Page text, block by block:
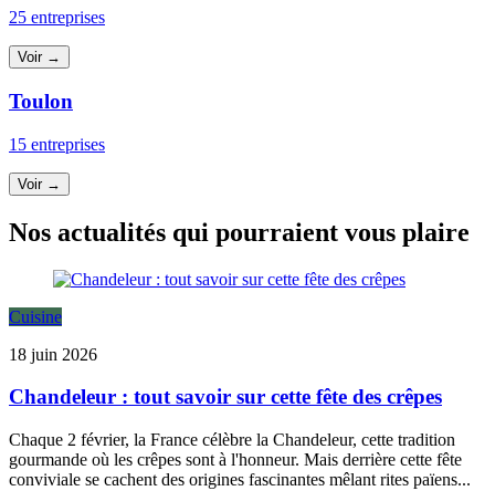
25 entreprises
Voir →
Toulon
15 entreprises
Voir →
Nos actualités qui pourraient vous plaire
Cuisine
18 juin 2026
Chandeleur : tout savoir sur cette fête des crêpes
Chaque 2 février, la France célèbre la Chandeleur, cette tradition
gourmande où les crêpes sont à l'honneur. Mais derrière cette fête
conviviale se cachent des origines fascinantes mêlant rites païens...